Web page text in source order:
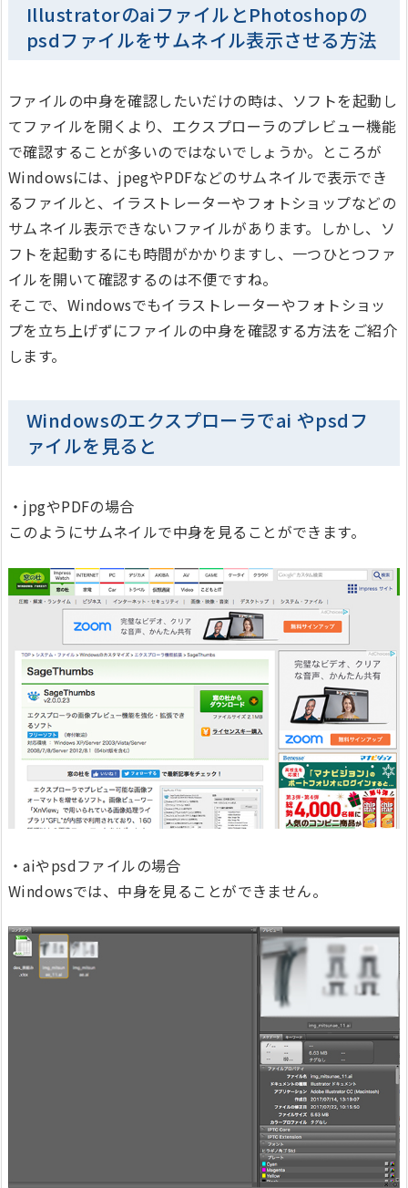
IllustratorのaiファイルとPhotoshopの
psdファイルをサムネイル表示させる方法
ファイルの中身を確認したいだけの時は、ソフトを起動し
てファイルを開くより、エクスプローラのプレビュー機能
で確認することが多いのではないでしょうか。ところが
Windowsには、jpegやPDFなどのサムネイルで表示でき
るファイルと、イラストレーターやフォトショップなどの
サムネイル表示できないファイルがあります。しかし、ソ
フトを起動するにも時間がかかりますし、一つひとつファ
イルを開いて確認するのは不便ですね。
そこで、Windowsでもイラストレーターやフォトショッ
プを立ち上げずにファイルの中身を確認する方法をご紹介
します。
Windowsのエクスプローラでai やpsdフ
ァイルを見ると
・jpgやPDFの場合
このようにサムネイルで中身を見ることができます。
・aiやpsdファイルの場合
Windowsでは、中身を見ることができません。